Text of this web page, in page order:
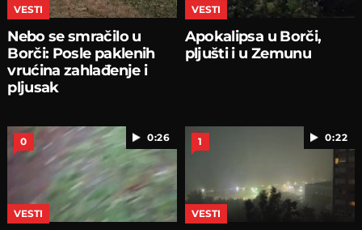
VESTI
Nebo se smračilo u
Borči: Posle paklenih
vrućina zahlađenje i
pljusak
VESTI
Apokalipsa u Borči,
pljušti i u Zemunu
0:26
0
VESTI
0:22
1
VESTI